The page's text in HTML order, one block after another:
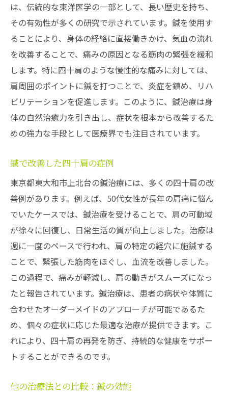
は、伝統的な東洋医学の一部として、長い歴史を持ち、
その有効性が多くの研究で示されています。鍼を使用す
ることにより、身体の経絡に直接働きかけ、気血の流れ
を改善することで、痛みの原因となる筋肉の緊張を緩和
します。特に四十肩のような慢性的な痛みに対しては、
肩周囲のポイントに鍼を打つことで、炎症を鎮め、リハ
ビリテーションを促進します。このように、鍼治療は身
体の自然治癒力を引き出し、症状を根本から改善するた
めの強力な手段として医療界でも注目されています。
鍼で改善した四十肩の症例
東京都東大和市上北台の鍼治療には、多くの四十肩の改
善例があります。例えば、50代女性が長年の肩痛に悩ん
でいたケースでは、鍼治療を受けることで、肩の可動域
が徐々に回復し、日常生活の質が向上しました。治療は
週に一度のペースで行われ、肩の特定の経穴に施鍼する
ことで、緊張した筋肉をほぐし、血流を改善しました。
この過程で、痛みが軽減し、肩の動きがスムーズになっ
たと報告されています。鍼治療は、患者の病状や体質に
合わせたオーダーメイドのアプローチが可能であるた
め、個々の症状に応じた最適な治療が提供できます。こ
れにより、四十肩の再発を防ぎ、持続的な健康をサポー
トすることができるのです。
他の治療法との比較：鍼の効能